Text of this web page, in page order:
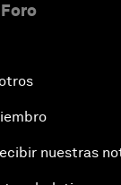
nuestras